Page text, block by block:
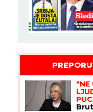
"NE